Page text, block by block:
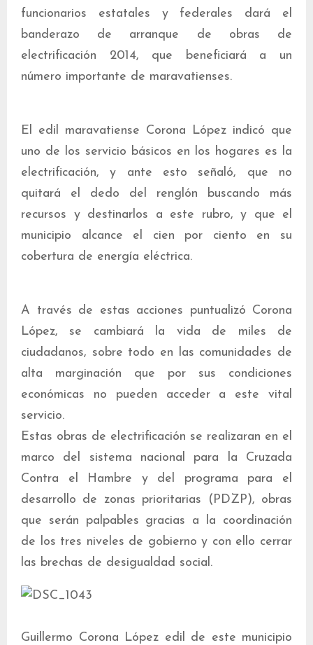
funcionarios estatales y federales dará el
banderazo de arranque de obras de
electrificación 2014, que beneficiará a un
número importante de maravatienses.
El edil maravatiense Corona López indicó que
uno de los servicio básicos en los hogares es la
electrificación, y ante esto señaló, que no
quitará el dedo del renglón buscando más
recursos y destinarlos a este rubro, y que el
municipio alcance el cien por ciento en su
cobertura de energía eléctrica.
A través de estas acciones puntualizó Corona
López, se cambiará la vida de miles de
ciudadanos, sobre todo en las comunidades de
alta marginación que por sus condiciones
económicas no pueden acceder a este vital
servicio.
Estas obras de electrificación se realizaran en el
marco del sistema nacional para la Cruzada
Contra el Hambre y del programa para el
desarrollo de zonas prioritarias (PDZP), obras
que serán palpables gracias a la coordinación
de los tres niveles de gobierno y con ello cerrar
las brechas de desigualdad social.
Guillermo Corona López edil de este municipio